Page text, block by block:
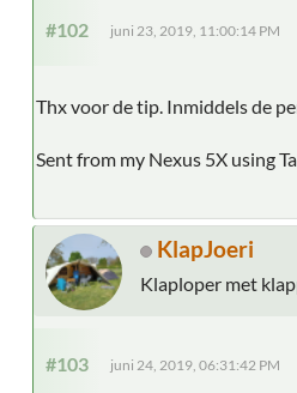
#102 juni 23, 2019, 11:00:14 PM
Thx voor de tip. Inmiddels de
Sent from my Nexus 5X using
KlapJoeri
Klaploper met
#103 juni 24, 2019, 06:31:42 PM